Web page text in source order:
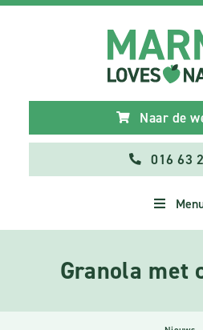
Naar de
016 63
Granola met